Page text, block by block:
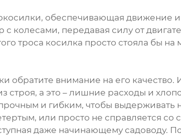
обеспечивающая движение
колесами, передавая силу от
троса косилка просто стояла бы
обратите внимание на его качество.
строя, а это – лишние расходы и
и гибким, чтобы выдерживать
или просто не справляется со
даже начинающему садоводу.